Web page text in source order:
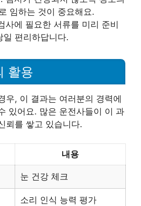
임하는 것이 중요해요.
사에 필요한 서류를 미리 준비
일 편리하답니다.
활용
우, 이 결과는 여러분의 경력에
있어요. 많은 운전사들이 이 과
뢰를 쌓고 있습니다.
내용
눈 건강 체크
소리 인식 능력 평가